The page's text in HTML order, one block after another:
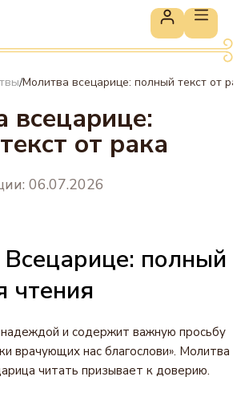
/Молитва всецарице: полный текст от
всецарице:
от рака
06.07.2026
полный
чтения
надеждой и содержит важную просьбу
врачующих нас благослови». Молитва
читать призывает к доверию.